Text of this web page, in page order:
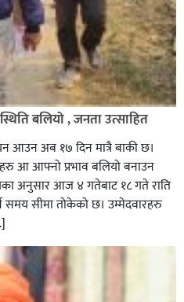
बलियो , जनता उत्साहित
आउन अब १७ दिन मात्रै बाकी छ।
आ आफ्नो प्रभाव बलियो बनाउन
अनुसार आज ४ गतेबाट १८ गते राति
समय सीमा तोकेको छ। उम्मेदवारहरु